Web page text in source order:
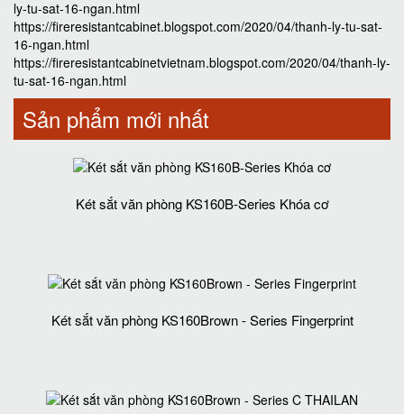
ly-tu-sat-16-ngan.html
https://fireresistantcabinet.blogspot.com/2020/04/thanh-ly-tu-sat-
16-ngan.html
https://fireresistantcabinetvietnam.blogspot.com/2020/04/thanh-ly-
tu-sat-16-ngan.html
Sản phẩm mới nhất
Két sắt văn phòng KS160B-Series Khóa cơ
Két sắt văn phòng KS160Brown - Series Fingerprint